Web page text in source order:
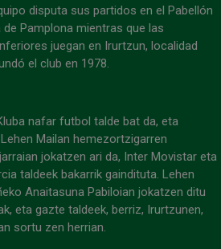
disputa sus partidos en el Pabellón
de Pamplona mientras que las
juegan en Irurtzun, localidad
el club en 1978.
nafar futbol talde bat da, eta
Mailan hemezortzigarren
jokatzen ari da, Inter Movistar eta
taldeek bakarrik gaindituta. Lehen
Anaitasuna Pabiloian jokatzen ditu
eta gazte taldeek, berriz, Irurtzunen,
sortu zen herrian.